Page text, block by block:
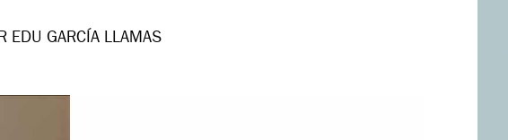
EDU GARCÍA LLAMAS